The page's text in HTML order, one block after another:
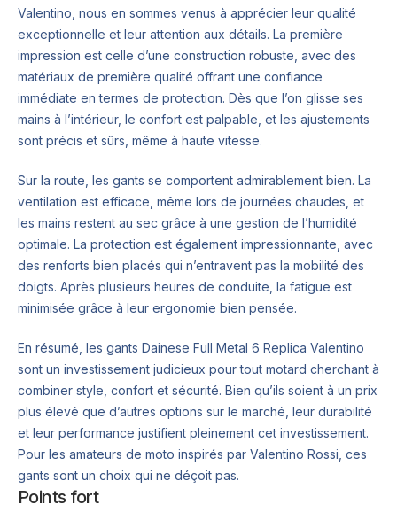
Valentino, nous en sommes venus à apprécier leur qualité
exceptionnelle et leur attention aux détails. La première
impression est celle d’une construction robuste, avec des
matériaux de première qualité offrant une confiance
immédiate en termes de protection. Dès que l’on glisse ses
mains à l’intérieur, le confort est palpable, et les ajustements
sont précis et sûrs, même à haute vitesse.
Sur la route, les gants se comportent admirablement bien. La
ventilation est efficace, même lors de journées chaudes, et
les mains restent au sec grâce à une gestion de l’humidité
optimale. La protection est également impressionnante, avec
des renforts bien placés qui n’entravent pas la mobilité des
doigts. Après plusieurs heures de conduite, la fatigue est
minimisée grâce à leur ergonomie bien pensée.
En résumé, les gants Dainese Full Metal 6 Replica Valentino
sont un investissement judicieux pour tout motard cherchant à
combiner style, confort et sécurité. Bien qu’ils soient à un prix
plus élevé que d’autres options sur le marché, leur durabilité
et leur performance justifient pleinement cet investissement.
Pour les amateurs de moto inspirés par Valentino Rossi, ces
gants sont un choix qui ne déçoit pas.
Points fort